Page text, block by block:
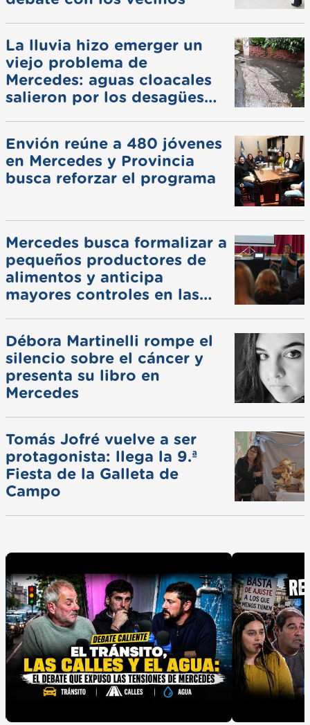
La lluvia hizo emerger un
viejo problema de
Mercedes: aguas cloacales
salieron por los desagües
Envión reúne a 480 jóvenes
en Mercedes y Provincia
busca reforzar el programa
Mercedes busca formalizar a
pequeños productores de
alimentos y anticipa
mayores controles en las
Débora Martinelli rompe el
silencio sobre el cáncer y
presenta su libro en
Mercedes
Tomás Jofré vuelve a ser
protagonista: llega la 9.ª
Fiesta de la Galleta de
Campo